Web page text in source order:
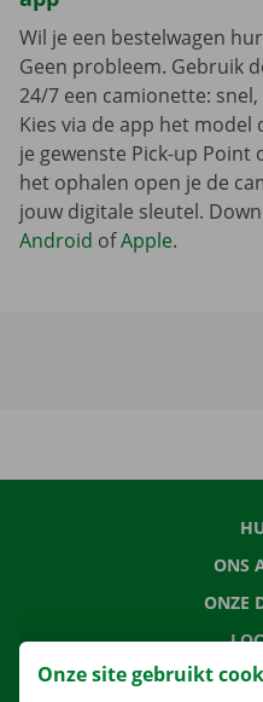
Wil je een bestelwagen
Geen probleem. Gebruik
24/7 een camionette:
Kies via de app het
je gewenste Pick-up Point
het ophalen open je de
jouw digitale sleutel.
Android ofApple.
ONS
ONZE
Onze site gebruikt